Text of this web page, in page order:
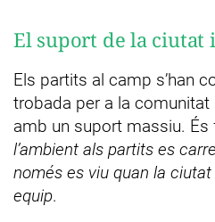
El suport de la ciutat
Els partits al camp s’han
trobada per a la
amb un suport massiu. És
l’ambient als partits es
només es viu quan la
equip.